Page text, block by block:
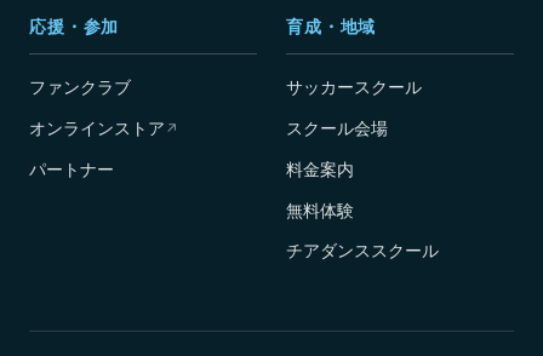
応援・参加
ファンクラブ
オンラインストア ↗
パートナー
育成・地域
サッカースクール
スクール会場
料金案内
無料体験
チアダンススクール